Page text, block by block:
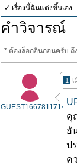
✓ เรื่องนี้ฉันแต่งขึ้นเอง
คำวิจารณ์
* ต้องล็อกอินก่อนครับ ถึ
GUEST1667811714
1
คุ
อั
ป
ค